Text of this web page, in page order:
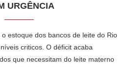
URGÊNCIA
estoque dos bancos de leite do Rio
criticos. O déficit acaba
que necessitam do leite materno